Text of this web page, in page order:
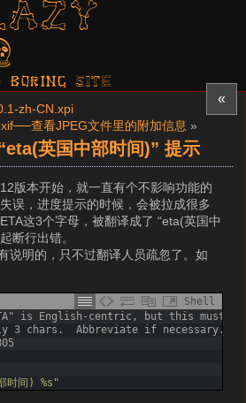
boring SITE
«
zh-CN.xpi
查看JPEG文件里的附加信息 »
英国中部时间)” 提示
版本开始，就一直有个不影响功能的
误，进度提示的时候，会被拉成很多
这3个字母，被翻译成了 “eta(英国中
断行出错。
说明的，只不过翻译人员疏忽了。如
Shell
is English-centric, but this must
chars.  Abbreviate if necessary.
时间) %s"